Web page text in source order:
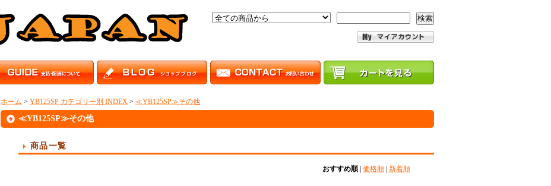
検索
ホーム > YB125SP カテゴリー別 INDEX > ≪YB125SP≫その他
≪YB125SP≫その他
商品一覧
おすすめ順 価格順 新着順